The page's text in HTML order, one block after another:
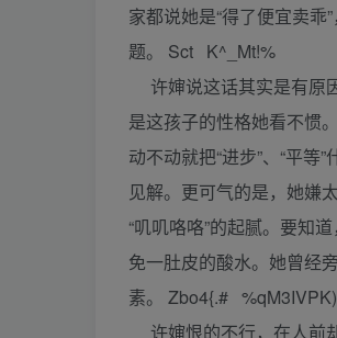
家都说她是“得了便宜卖
题。 Sct K^_Mt!%
许婶说这话其实是有原
是这孩子的性格她看不惯
动不动就把“进步”、“平
见解。更可气的是，她嫌
“叽叽咯咯”的起腻。要知
免一肚皮的酸水。她曾经
素。 Zbo4{.#
许婶恨的不行，在人前